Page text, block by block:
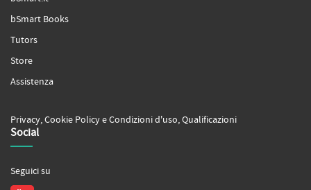
bSmart Books
Tutors
Store
Assistenza
Privacy,Cookie PolicyeCondizioni d'uso,Qualificazioni
Social
Seguici su